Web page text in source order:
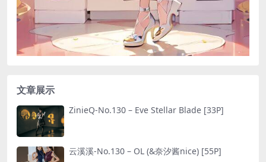
文章展示
ZinieQ-No.130 – Eve Stellar Blade [33P]
云溪溪-No.130 – OL (&奈汐酱nice) [55P]